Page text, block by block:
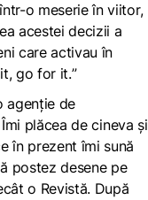
o meserie în viitor,
acestei decizii a
care activau în
go for it.”
agenție de
plăcea de cineva și
în prezent îmi sună
postez desene pe
o Revistă. După